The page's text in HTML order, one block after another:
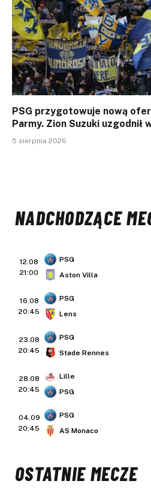
PSG przygotowuje nową
Parmy. Zion Suzuki uzgodnił
5 sierpnia 2026
NADCHODZĄCE
12.08
21:00
PSG
Aston Villa
16.08
20:45
PSG
Lens
23.08
20:45
PSG
Stade Rennes
28.08
20:45
Lille
PSG
04.09
20:45
PSG
AS Monaco
OSTATNIE MECZE